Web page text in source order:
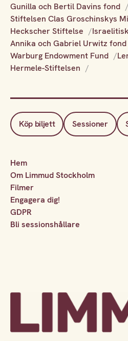
Gunilla och Bertil Davins fond
Stiftelsen Clas Groschinskys
Heckscher Stiftelse
Annika och Gabriel Urwitz fond
Warburg Endowment Fund
Hermele-Stiftelsen
Köp biljett Sessioner
Hem
Om Limmud Stockholm
Filmer
Engagera dig!
GDPR
Bli sessionshållare